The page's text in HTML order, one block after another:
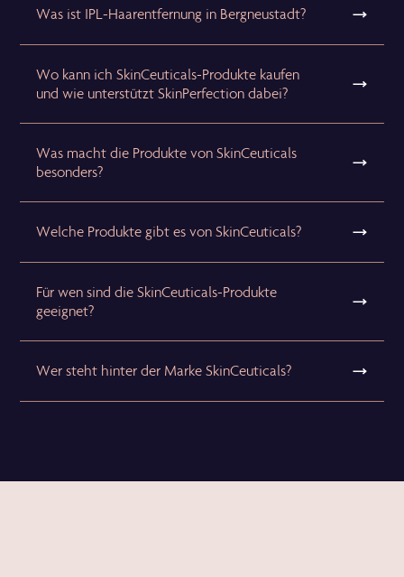
Was ist IPL-Haarentfernung in Bergneustadt?
Wo kann ich SkinCeuticals-Produkte kaufen
und wie unterstützt SkinPerfection dabei?
Was macht die Produkte von SkinCeuticals
besonders?
Welche Produkte gibt es von SkinCeuticals?
Für wen sind die SkinCeuticals-Produkte
geeignet?
Wer steht hinter der Marke SkinCeuticals?